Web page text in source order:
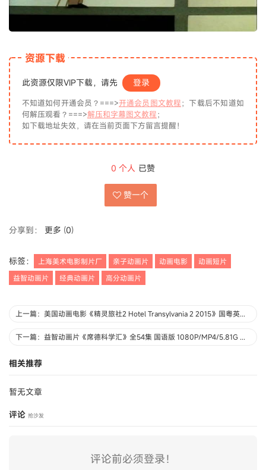
资源下载
此资源仅限VIP下载，请先 登录
不知道如何开通会员？===>开通会员图文教程；下载后不知道如
何解压观看？===>解压和字幕图文教程；
如下载地址失效，请在当前页面下方留言提醒！
0 个人 已赞
赞一个
分享到： 更多 (0)
标签： 上海美术电影制片厂 亲子动画片 动画电影
动画短片
益智动画片
经典动画片 高分动画片
上一篇：美国动画电影《精灵旅社2 Hotel Transylvania 2 2015》国粤英三语中英双字 720P/MKV/3.6G 动画片精灵旅社下载
下一篇：益智动画片《席德科学汇》全54集 国语版 1080P/MP4/5.81G 动画片科学小子席德全集下载
相关推荐
暂无文章
评论 抢沙发
评论前必须登录！